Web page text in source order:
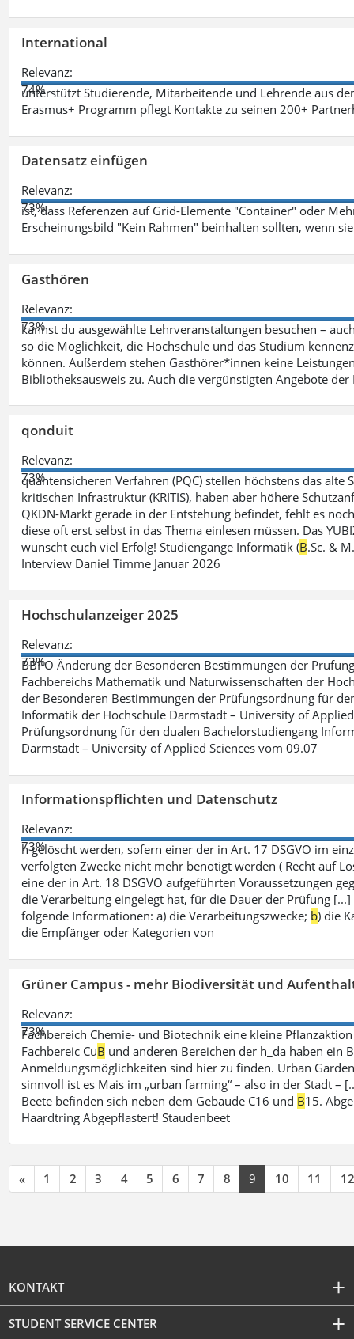
International
Relevanz:
74%
unterstützt Studierende, Mitarbeitende und Lehrende aus
Erasmus+ Programm pflegt Kontakte zu seinen 200+
Datensatz einfügen
Relevanz:
73%
ist, dass Referenzen auf Grid-Elemente "Container" oder
Erscheinungsbild "Kein Rahmen" beinhalten sollten, wenn
Gasthören
Relevanz:
73%
kannst du ausgewählte Lehrveranstaltungen besuchen –
so die Möglichkeit, die Hochschule und das Studium
können. Außerdem stehen Gasthörer*innen keine
Bibliotheksausweis zu. Auch die vergünstigten Angebote
qonduit
Relevanz:
73%
quantensicheren Verfahren (PQC) stellen höchstens das
kritischen Infrastruktur (KRITIS), haben aber höhere
QKDN-Markt gerade in der Entstehung befindet, fehlt es
diese oft erst selbst in das Thema einlesen müssen. Das
wünscht euch viel Erfolg! Studiengänge Informatik (B.Sc. &
Interview Daniel Timme Januar 2026
Hochschulanzeiger 2025
Relevanz:
73%
BBPO Änderung der Besonderen Bestimmungen der
Fachbereichs Mathematik und Naturwissenschaften der
der Besonderen Bestimmungen der Prüfungsordnung für
Informatik der Hochschule Darmstadt – University of
Prüfungsordnung für den dualen Bachelorstudiengang
Darmstadt – University of Applied Sciences vom 09.07
Informationspflichten und Datenschutz
Relevanz:
73%
h gelöscht werden, sofern einer der in Art. 17 DSGVO im
verfolgten Zwecke nicht mehr benötigt werden ( Recht auf
eine der in Art. 18 DSGVO aufgeführten Voraussetzungen
die Verarbeitung eingelegt hat, für die Dauer der Prüfung
folgende Informationen: a) die Verarbeitungszwecke; b) die
die Empfänger oder Kategorien von
Grüner Campus - mehr Biodiversität und
Relevanz:
73%
Fachbereich Chemie- und Biotechnik eine kleine
Fachbereic CuB und anderen Bereichen der h_da haben ein
Anmeldungsmöglichkeiten sind hier zu finden. Urban
sinnvoll ist es Mais im „urban farming“ – also in der Stadt –
Beete befinden sich neben dem Gebäude C16 und B15.
Haardtring Abgepflastert! Staudenbeet
« 1 2 3 4 5 6 7 8 9 10 11 12
KONTAKT
STUDENT SERVICE CENTER